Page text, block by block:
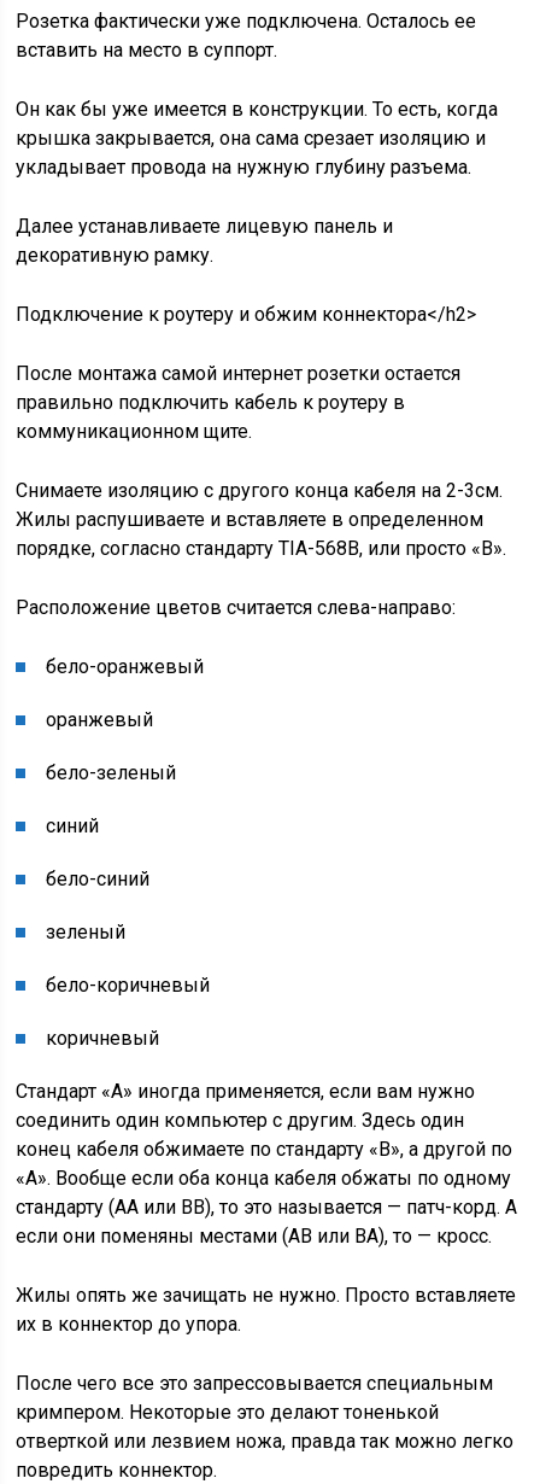
Розетка фактически уже подключена. Осталось ее
вставить на место в суппорт.
Он как бы уже имеется в конструкции. То есть, когда
крышка закрывается, она сама срезает изоляцию и
укладывает провода на нужную глубину разъема.
Далее устанавливаете лицевую панель и
декоративную рамку.
Подключение к роутеру и обжим коннектора</h2>
После монтажа самой интернет розетки остается
правильно подключить кабель к роутеру в
коммуникационном щите.
Снимаете изоляцию с другого конца кабеля на 2-3см.
Жилы распушиваете и вставляете в определенном
порядке, согласно стандарту TIA-568B, или просто «B».
Расположение цветов считается слева-направо:
бело-оранжевый
оранжевый
бело-зеленый
синий
бело-синий
зеленый
бело-коричневый
коричневый
Стандарт «A» иногда применяется, если вам нужно
соединить один компьютер с другим. Здесь один
конец кабеля обжимаете по стандарту «B», а другой по
«A». Вообще если оба конца кабеля обжаты по одному
стандарту (АА или BB), то это называется — патч-корд. А
если они поменяны местами (AB или BA), то — кросс.
Жилы опять же зачищать не нужно. Просто вставляете
их в коннектор до упора.
После чего все это запрессовывается специальным
кримпером. Некоторые это делают тоненькой
отверткой или лезвием ножа, правда так можно легко
повредить коннектор.